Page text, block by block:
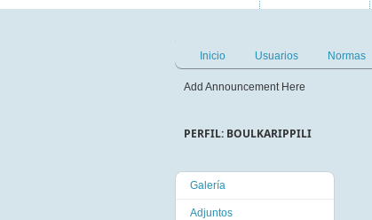
Inicio Usuarios Normas
Add Announcement Here
PERFIL: BOULKARIPPILI
Galería
Adjuntos